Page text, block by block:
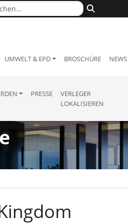
UMWELT & EPD BROSCHÜRE NEWS
PRESSE
VERLEGER
LOKALISIEREN